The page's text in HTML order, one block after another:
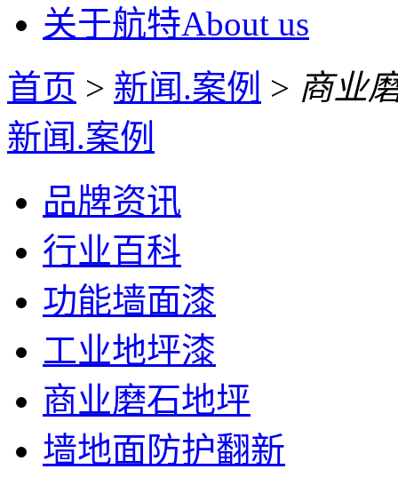
关于航特About us
首页 > 新闻.案例 > 商业
新闻.案例
品牌资讯
行业百科
功能墙面漆
工业地坪漆
商业磨石地坪
墙地面防护翻新